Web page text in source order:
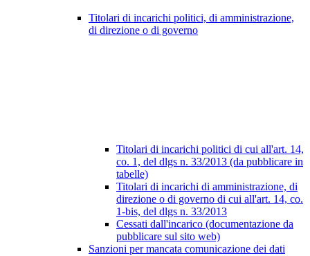
Titolari di incarichi politici, di amministrazione,
di direzione o di governo
Titolari di incarichi politici di cui all'art. 14,
co. 1, del dlgs n. 33/2013 (da pubblicare in
tabelle)
Titolari di incarichi di amministrazione, di
direzione o di governo di cui all'art. 14, co.
1-bis, del dlgs n. 33/2013
Cessati dall'incarico (documentazione da
pubblicare sul sito web)
Sanzioni per mancata comunicazione dei dati